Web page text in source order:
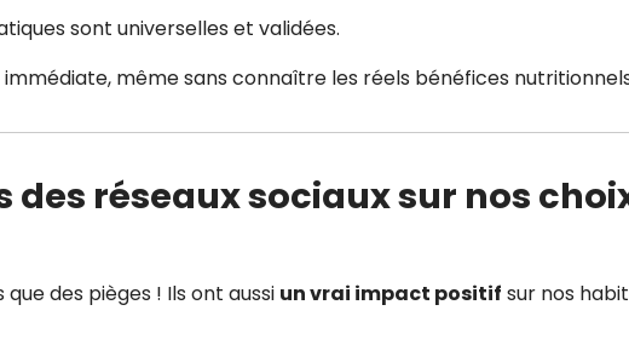
sont universelles et validées.
immédiate, même sans connaître les réels bénéfices
des réseaux sociaux sur nos
des pièges ! Ils ont aussi un vrai impact positif sur nos